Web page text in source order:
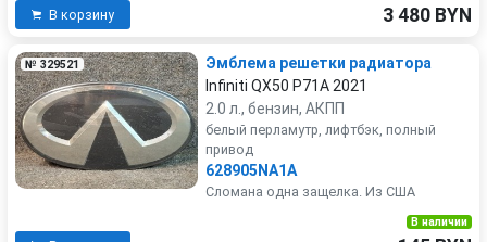
В корзину 3 480 BYN
№ 329521
Эмблема решетки радиатора
Infiniti QX50 P71A 2021
2.0 л., бензин, АКПП
белый перламутр, лифтбэк, полный
привод
628905NA1A
Сломана одна защелка. Из США
В наличии